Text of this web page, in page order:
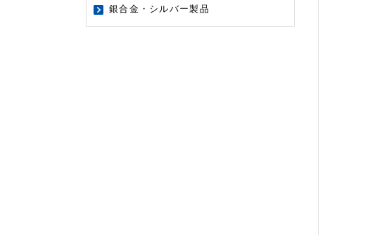
銀合金・シルバー製品